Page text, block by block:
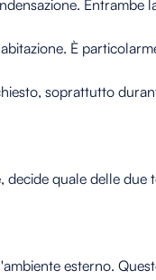
Entrambe
È
soprattutto
quale delle due
esterno.